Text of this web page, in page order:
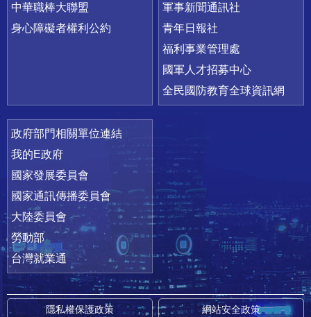
中華職棒大聯盟
身心障礙者權利公約
軍事新聞通訊社
青年日報社
福利事業管理處
國軍人才招募中心
全民國防教育全球資訊網
政府部門相關單位連結
我的E政府
國家發展委員會
國家通訊傳播委員會
大陸委員會
勞動部
台灣就業通
隱私權保護政策 網站安全政策